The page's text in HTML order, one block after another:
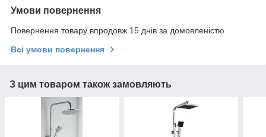
Умови повернення
Повернення товару впродовж 15 днів за домовленістю
Всі умови повернення
З цим товаром також замовляють